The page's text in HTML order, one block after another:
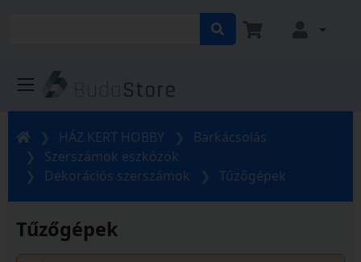
HÁZ KERT HOBBY
Barkácsolás
Szerszámok eszközök
Dekorációs szerszámok
Tűzőgépek
Tűzőgépek